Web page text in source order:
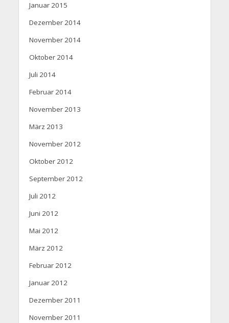
Januar 2015
Dezember 2014
November 2014
Oktober 2014
Juli 2014
Februar 2014
November 2013
März 2013
November 2012
Oktober 2012
September 2012
Juli 2012
Juni 2012
Mai 2012
März 2012
Februar 2012
Januar 2012
Dezember 2011
November 2011